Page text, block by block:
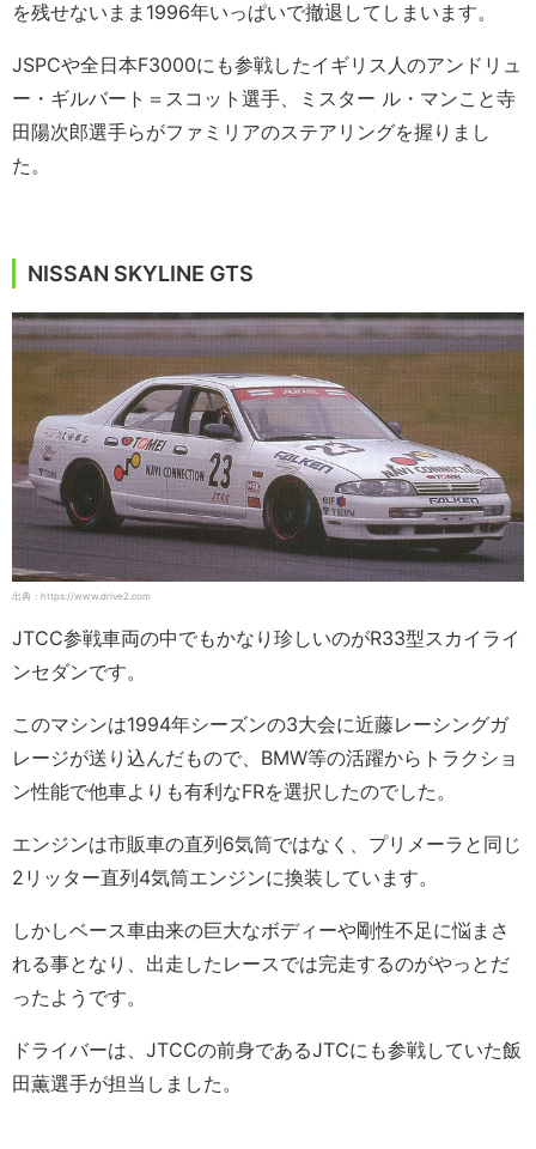
を残せないまま1996年いっぱいで撤退してしまいます。
JSPCや全日本F3000にも参戦したイギリス人のアンドリュ
ー・ギルバート＝スコット選手、ミスター ル・マンこと寺
田陽次郎選手らがファミリアのステアリングを握りまし
た。
NISSAN SKYLINE GTS
出典：https://www.drive2.com
JTCC参戦車両の中でもかなり珍しいのがR33型スカイライ
ンセダンです。
このマシンは1994年シーズンの3大会に近藤レーシングガ
レージが送り込んだもので、BMW等の活躍からトラクショ
ン性能で他車よりも有利なFRを選択したのでした。
エンジンは市販車の直列6気筒ではなく、プリメーラと同じ
2リッター直列4気筒エンジンに換装しています。
しかしベース車由来の巨大なボディーや剛性不足に悩まさ
れる事となり、出走したレースでは完走するのがやっとだ
ったようです。
ドライバーは、JTCCの前身であるJTCにも参戦していた飯
田薫選手が担当しました。